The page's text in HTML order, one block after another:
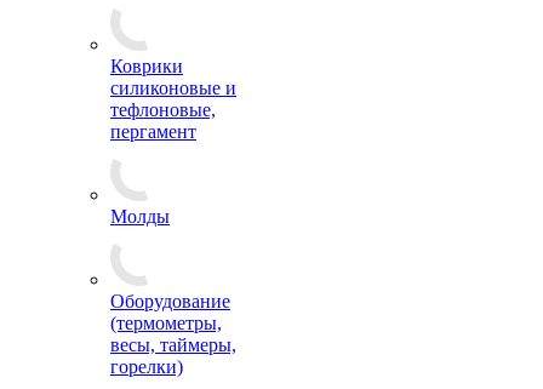
Коврики
силиконовые и
тефлоновые,
пергамент
Молды
Оборудование
(термометры,
весы, таймеры,
горелки)